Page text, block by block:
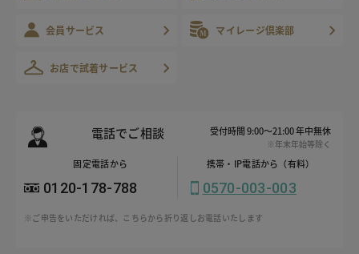
会員サービス マイレージ倶楽部
お店で試着サービス
電話でご相談 受付時間 9:00～21:00 年中無休
※年末年始等除く
固定電話から
0120-178-788
携帯・IP電話から（有料）
0570-003-003
※ご申告をいただければ、こちらから折り返しお電話いたします